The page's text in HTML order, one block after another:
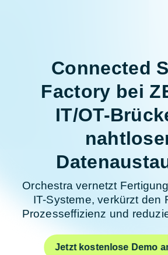
Connected
Factory bei
IT/OT-
Orchestra vernetzt
IT-Systeme, verkürzt den
Prozesseffizienz und
Jetzt kostenlose Demo